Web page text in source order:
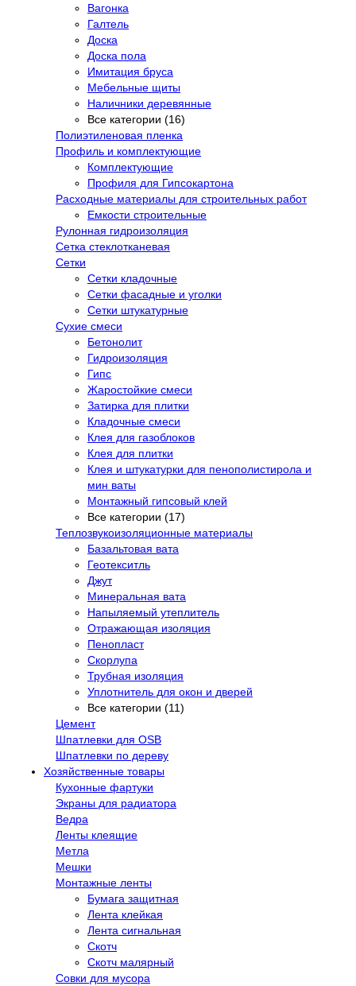
Вагонка
Галтель
Доска
Доска пола
Имитация бруса
Мебельные щиты
Наличники деревянные
Все категории (16)
Полиэтиленовая пленка
Профиль и комплектующие
Комплектующие
Профиля для Гипсокартона
Расходные материалы для строительных работ
Емкости строительные
Рулонная гидроизоляция
Сетка стеклотканевая
Сетки
Сетки кладочные
Сетки фасадные и уголки
Сетки штукатурные
Сухие смеси
Бетонолит
Гидроизоляция
Гипс
Жаростойкие смеси
Затирка для плитки
Кладочные смеси
Клея для газоблоков
Клея для плитки
Клея и штукатурки для пенополистирола и
мин ваты
Монтажный гипсовый клей
Все категории (17)
Теплозвукоизоляционные материалы
Базальтовая вата
Геотекситль
Джут
Минеральная вата
Напыляемый утеплитель
Отражающая изоляция
Пенопласт
Скорлупа
Трубная изоляция
Уплотнитель для окон и дверей
Все категории (11)
Цемент
Шпатлевки для OSB
Шпатлевки по дереву
Хозяйственные товары
Кухонные фартуки
Экраны для радиатора
Ведра
Ленты клеящие
Метла
Мешки
Монтажные ленты
Бумага защитная
Лента клейкая
Лента сигнальная
Скотч
Скотч малярный
Совки для мусора